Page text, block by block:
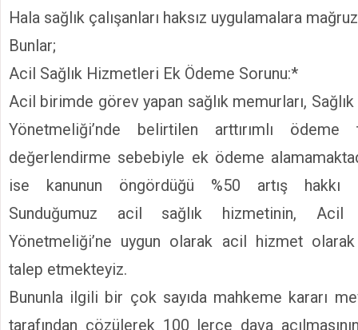
Hala sağlık çalışanları haksız uygulamalara
Bunlar;
Acil Sağlık Hizmetleri Ek Ödeme Sorunu:*
Acil birimde görev yapan sağlık memurları, Sağlık
Yönetmeliği’nde belirtilen arttırımlı ödeme
değerlendirme sebebiyle ek ödeme
ise kanunun öngördüğü %50 artış hakkı
Sunduğumuz acil sağlık hizmetinin, Acil
Yönetmeliği’ne uygun olarak acil hizmet
talep etmekteyiz.
Bununla ilgili bir çok sayıda mahkeme kararı
tarafından çözülerek 100 lerce dava